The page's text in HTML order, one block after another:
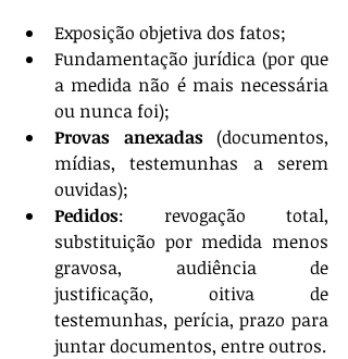
Exposição objetiva dos fatos;
Fundamentação jurídica (por que
a medida não é mais necessária
ou nunca foi);
Provas anexadas (documentos,
mídias, testemunhas a serem
ouvidas);
Pedidos: revogação total,
substituição por medida menos
gravosa, audiência de
justificação, oitiva de
testemunhas, perícia, prazo para
juntar documentos, entre outros.